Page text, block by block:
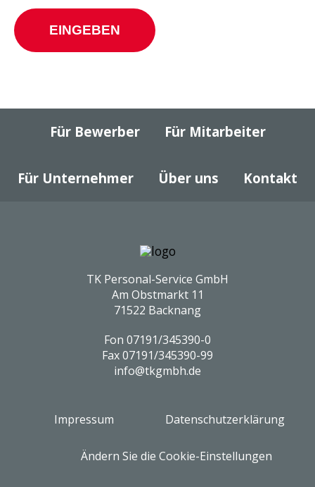
Für Bewerber Für Mitarbeiter
Für Unternehmer Über uns Kontakt
TK Personal-Service GmbH
Am Obstmarkt 11
71522 Backnang
Fon 07191/345390-0
Fax07191/345390-99
info@tkgmbh.de
Impressum Datenschutzerklärung
Ändern Sie die Cookie-Einstellungen